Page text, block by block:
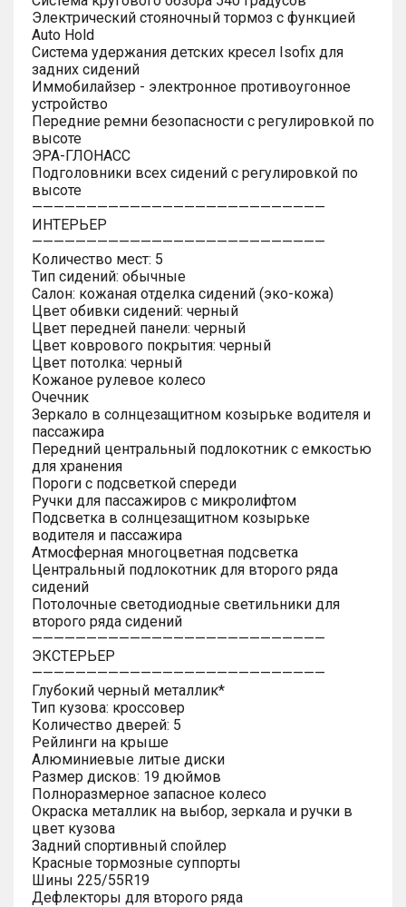
Электрический стояночный тормоз с функцией
Auto Hold
Система удержания детских кресел Isofix для
задних сидений
Иммобилайзер - электронное противоугонное
устройство
Передние ремни безопасности с регулировкой по
высоте
ЭРА-ГЛОНАСС
Подголовники всех сидений с регулировкой по
высоте
———————————————————————————
ИНТЕРЬЕР
———————————————————————————
Количество мест: 5
Тип сидений: обычные
Салон: кожаная отделка сидений (эко-кожа)
Цвет обивки сидений: черный
Цвет передней панели: черный
Цвет коврового покрытия: черный
Цвет потолка: черный
Кожаное рулевое колесо
Очечник
Зеркало в солнцезащитном козырьке водителя и
пассажира
Передний центральный подлокотник с емкостью
для хранения
Пороги с подсветкой спереди
Ручки для пассажиров с микролифтом
Подсветка в солнцезащитном козырьке
водителя и пассажира
Атмосферная многоцветная подсветка
Центральный подлокотник для второго ряда
сидений
Потолочные светодиодные светильники для
второго ряда сидений
———————————————————————————
ЭКСТЕРЬЕР
———————————————————————————
Глубокий черный металлик*
Тип кузова: кроссовер
Количество дверей: 5
Рейлинги на крыше
Алюминиевые литые диски
Размер дисков: 19 дюймов
Полноразмерное запасное колесо
Окраска металлик на выбор, зеркала и ручки в
цвет кузова
Задний спортивный спойлер
Красные тормозные суппорты
Шины 225/55R19
Дефлекторы для второго ряда